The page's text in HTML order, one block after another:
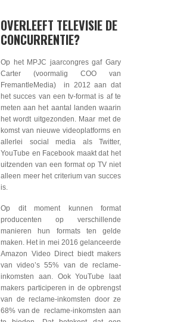
OVERLEEFT TELEVISIE DE
CONCURRENTIE?
Op het MPJC jaarcongres gaf Gary
Carter (voormalig COO van
FremantleMedia) in 2012 aan dat
het succes van een tv-format is af te
meten aan het aantal landen waarin
het wordt uitgezonden. Maar met de
komst van nieuwe videoplatforms en
allerlei social media als Twitter,
YouTube en Facebook maakt dat het
uitzenden van een format op TV niet
alleen meer het criterium van succes
is.
Op dit moment kunnen format
producenten op verschillende
manieren hun formats ten gelde
maken. Het in mei 2016 gelanceerde
Amazon Video Direct biedt makers
van video’s 55% van de reclame-
inkomsten aan. Ook YouTube laat
makers participeren in de opbrengst
van de reclame-inkomsten door ze
68% van de reclame-inkomsten aan